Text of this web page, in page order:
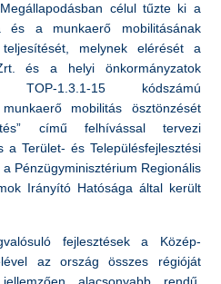
célul tűzte ki a
és a munkaerő mobilitásának
melynek elérését a
és a helyi önkormányzatok
TOP-1.3.1-15 kódszámú
mobilitás ösztönzését
című felhívással tervezi
a Terület- és Településfejlesztési
Pénzügyminisztérium Regionális
Irányító Hatósága által került
fejlesztések a Közép-
az ország összes régióját